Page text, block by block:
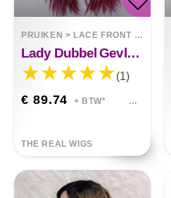
PRUIKEN > LACE FRONT WIGS
Lady Dubbel Gevlochten Pruik Zwart Front Lace
(1)
€ 89.74 + BTW*
THE REAL WIGS